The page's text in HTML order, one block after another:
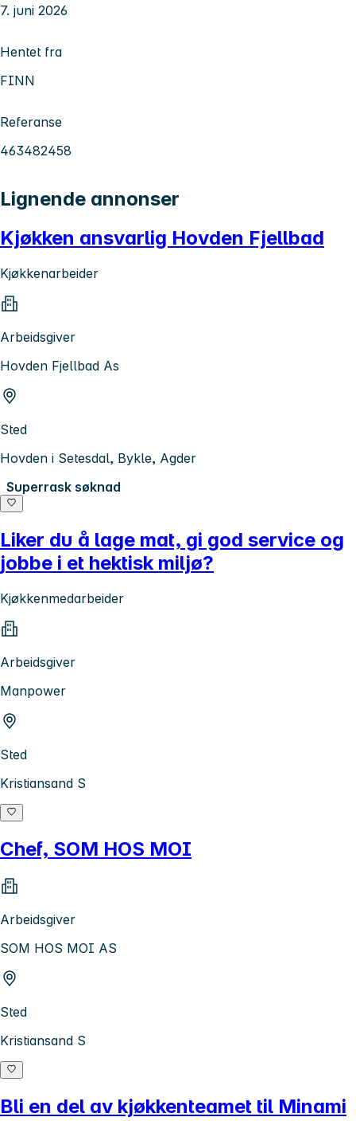
7. juni 2026
Hentet fra
FINN
Referanse
463482458
Lignende annonser
Kjøkken ansvarlig Hovden Fjellbad
Kjøkkenarbeider
Arbeidsgiver
Hovden Fjellbad As
Sted
Hovden i Setesdal, Bykle, Agder
Superrask søknad
Liker du å lage mat, gi god service og
jobbe i et hektisk miljø?
Kjøkkenmedarbeider
Arbeidsgiver
Manpower
Sted
Kristiansand S
Chef, SOM HOS MOI
Arbeidsgiver
SOM HOS MOI AS
Sted
Kristiansand S
Bli en del av kjøkkenteamet til Minami